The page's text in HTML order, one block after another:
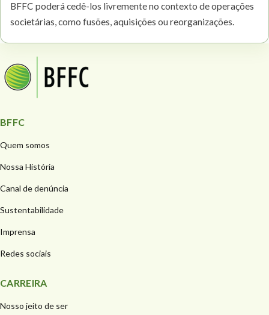
BFFC poderá cedê-los livremente no contexto de operações
societárias, como fusões, aquisições ou reorganizações.
BFFC
Quem somos
Nossa História
Canal de denúncia
Sustentabilidade
Imprensa
Redes sociais
CARREIRA
Nosso jeito de ser